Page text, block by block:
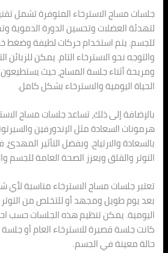
جلسات مساج الاسترخاء المتوفرة تشمل
لتهدئة العضلات وتحسين الدورة الدموية
للجسم. يتم استخدام حركات لطيفة وضغط
والتوجه نحو الاسترخاء التام. يمكن للزبائن
ومريحة أثناء جلسة المساج، حيث
الحياة اليومية والاسترخاء بشكل كامل.
بالإضافة إلى ذلك، تساعد جلسات مساج
هرمونات السعادة مثل الإندورفين
بالسعادة والارتياح. وبفضل التأثير
التوتر والقلق ويعزز الصحة العامة للجسم
تعتبر جلسات مساج الاسترخاء مناسبة
بعد يوم طويل ومجهد أو للتخلص من التوتر
اليومية. يمكن تنظيم هذه الجلسات حسب
كانت جلسة قصيرة للاسترخاء العام أو
حالة معينة في الجسم.